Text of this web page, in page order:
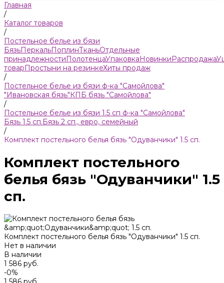
Главная
/
Каталог товаров
/
Пocтельнoe бeлье из бязи
БязьПeркaльПоплинТканьОтдельные
принадлежностиПолотенцаУпаковкаНовинкиРаспродажа
товарПростыни на резинкеХиты продаж
/
Постельное белье из бязи ф-ка "Самойлова"
"Ивановская бязь"КПБ бязь "Самойлова"
/
Постельное белье из бязи 1.5 сп ф-ка "Самойлова"
Бязь 1.5 сп.Бязь 2 сп., евро, семейный
/
Комплект постельного белья бязь "Одуванчики" 1.5 сп.
Комплект постельного
белья бязь "Одуванчики" 1.5
сп.
Комплект постельного белья бязь "Одуванчики" 1.5 сп.
Нет в наличии
В наличии
1 586 руб.
-0%